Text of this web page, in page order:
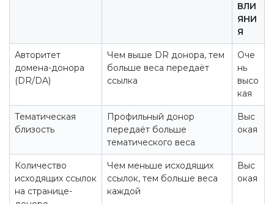
ВЛИ
ЯНИ
Я
Авторитет
домена-донора
(DR/DA)
Чем выше DR донора, тем
больше веса передаёт
ссылка
Оче
нь
высо
кая
Тематическая
близость
Профильный донор
передаёт больше
тематического веса
Выс
окая
Количество
исходящих ссылок
на странице-
Чем меньше исходящих
ссылок, тем больше веса
каждой
Выс
окая